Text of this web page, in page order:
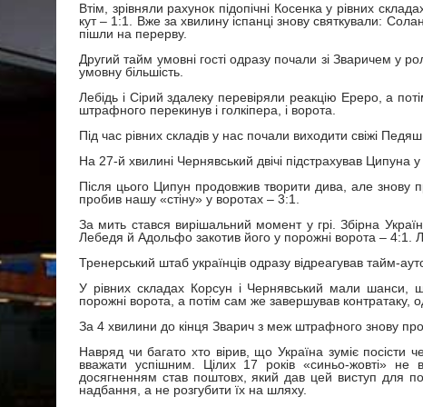
Втім, зрівняли рахунок підопічні Косенка у рівних
кут – 1:1. Вже за хвилину іспанці знову святкували:
пішли на перерву.
Другий тайм умовні гості одразу почали зі Зваричем у
умовну більшість.
Лебідь і Сірий здалеку перевіряли реакцію Ереро, а
штрафного перекинув і голкіпера, і ворота.
Під час рівних складів у нас почали виходити свіжі
На 27-й хвилині Чернявський двічі підстрахував Ципуна
Після цього Ципун продовжив творити дива, але знову
пробив нашу «стіну» у воротах – 3:1.
За мить стався вирішальний момент у грі. Збірна
Лебедя й Адольфо закотив його у порожні ворота – 4:1.
Тренерський штаб українців одразу відреагував тайм-
У рівних складах Корсун і Чернявський мали шанси,
порожні ворота, а потім сам же завершував контратаку,
За 4 хвилини до кінця Зварич з меж штрафного знову
Навряд чи багато хто вірив, що Україна зуміє
вважати успішним. Цілих 17 років «синьо-жовті»
досягненням став поштовх, який дав цей виступ для
надбання, а не розгубити їх на шляху.